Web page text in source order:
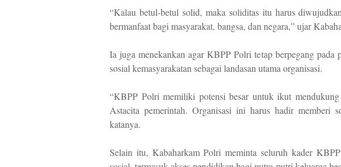
“Kalau betul-betul solid, maka soliditas itu harus
bermanfaat bagi masyarakat, bangsa, dan negara,” ujar
Ia juga menekankan agar KBPP Polri tetap berpegang pada
sosial kemasyarakatan sebagai landasan utama organisasi.
“KBPP Polri memiliki potensi besar untuk ikut
Astacita pemerintah. Organisasi ini harus hadir memberi
katanya.
Selain itu, Kabaharkam Polri meminta seluruh kader